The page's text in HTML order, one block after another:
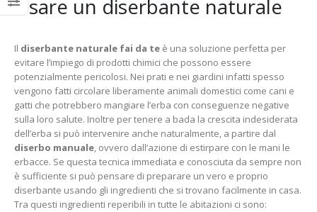
Usare un diserbante naturale
Il diserbante naturale fai da te è una soluzione perfetta per
evitare l’impiego di prodotti chimici che possono essere
potenzialmente pericolosi. Nei prati e nei giardini infatti spesso
vengono fatti circolare liberamente animali domestici come cani e
gatti che potrebbero mangiare l’erba con conseguenze negative
sulla loro salute. Inoltre per tenere a bada la crescita indesiderata
dell’erba si può intervenire anche naturalmente, a partire dal
diserbo manuale, ovvero dall’azione di estirpare con le mani le
erbacce. Se questa tecnica immediata e conosciuta da sempre non
è sufficiente si può pensare di preparare un vero e proprio
diserbante usando gli ingredienti che si trovano facilmente in casa.
Tra questi ingredienti reperibili in tutte le abitazioni ci sono: